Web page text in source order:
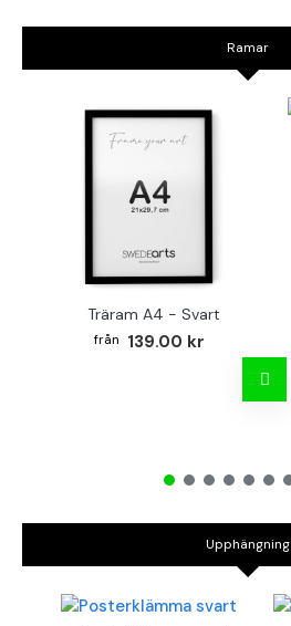
Ramar
Träram A4 - Svart
139.00 kr
Upphängning